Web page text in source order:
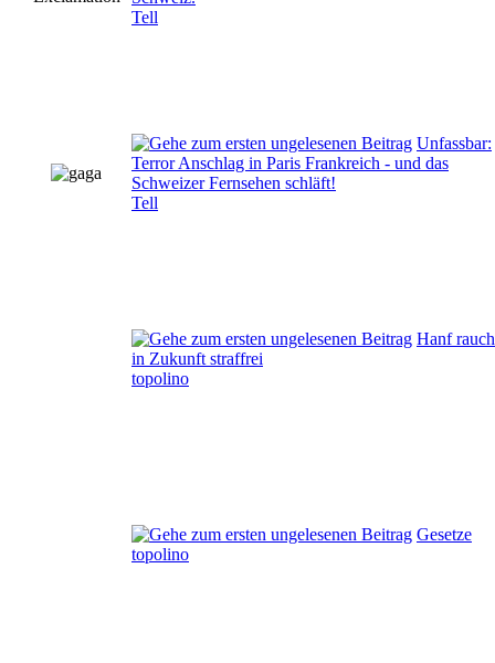
Tell
Unfassbar:
Terror Anschlag in Paris Frankreich - und das
Schweizer Fernsehen schläft!
Tell
Hanf
in Zukunft straffrei
topolino
Gesetze
topolino